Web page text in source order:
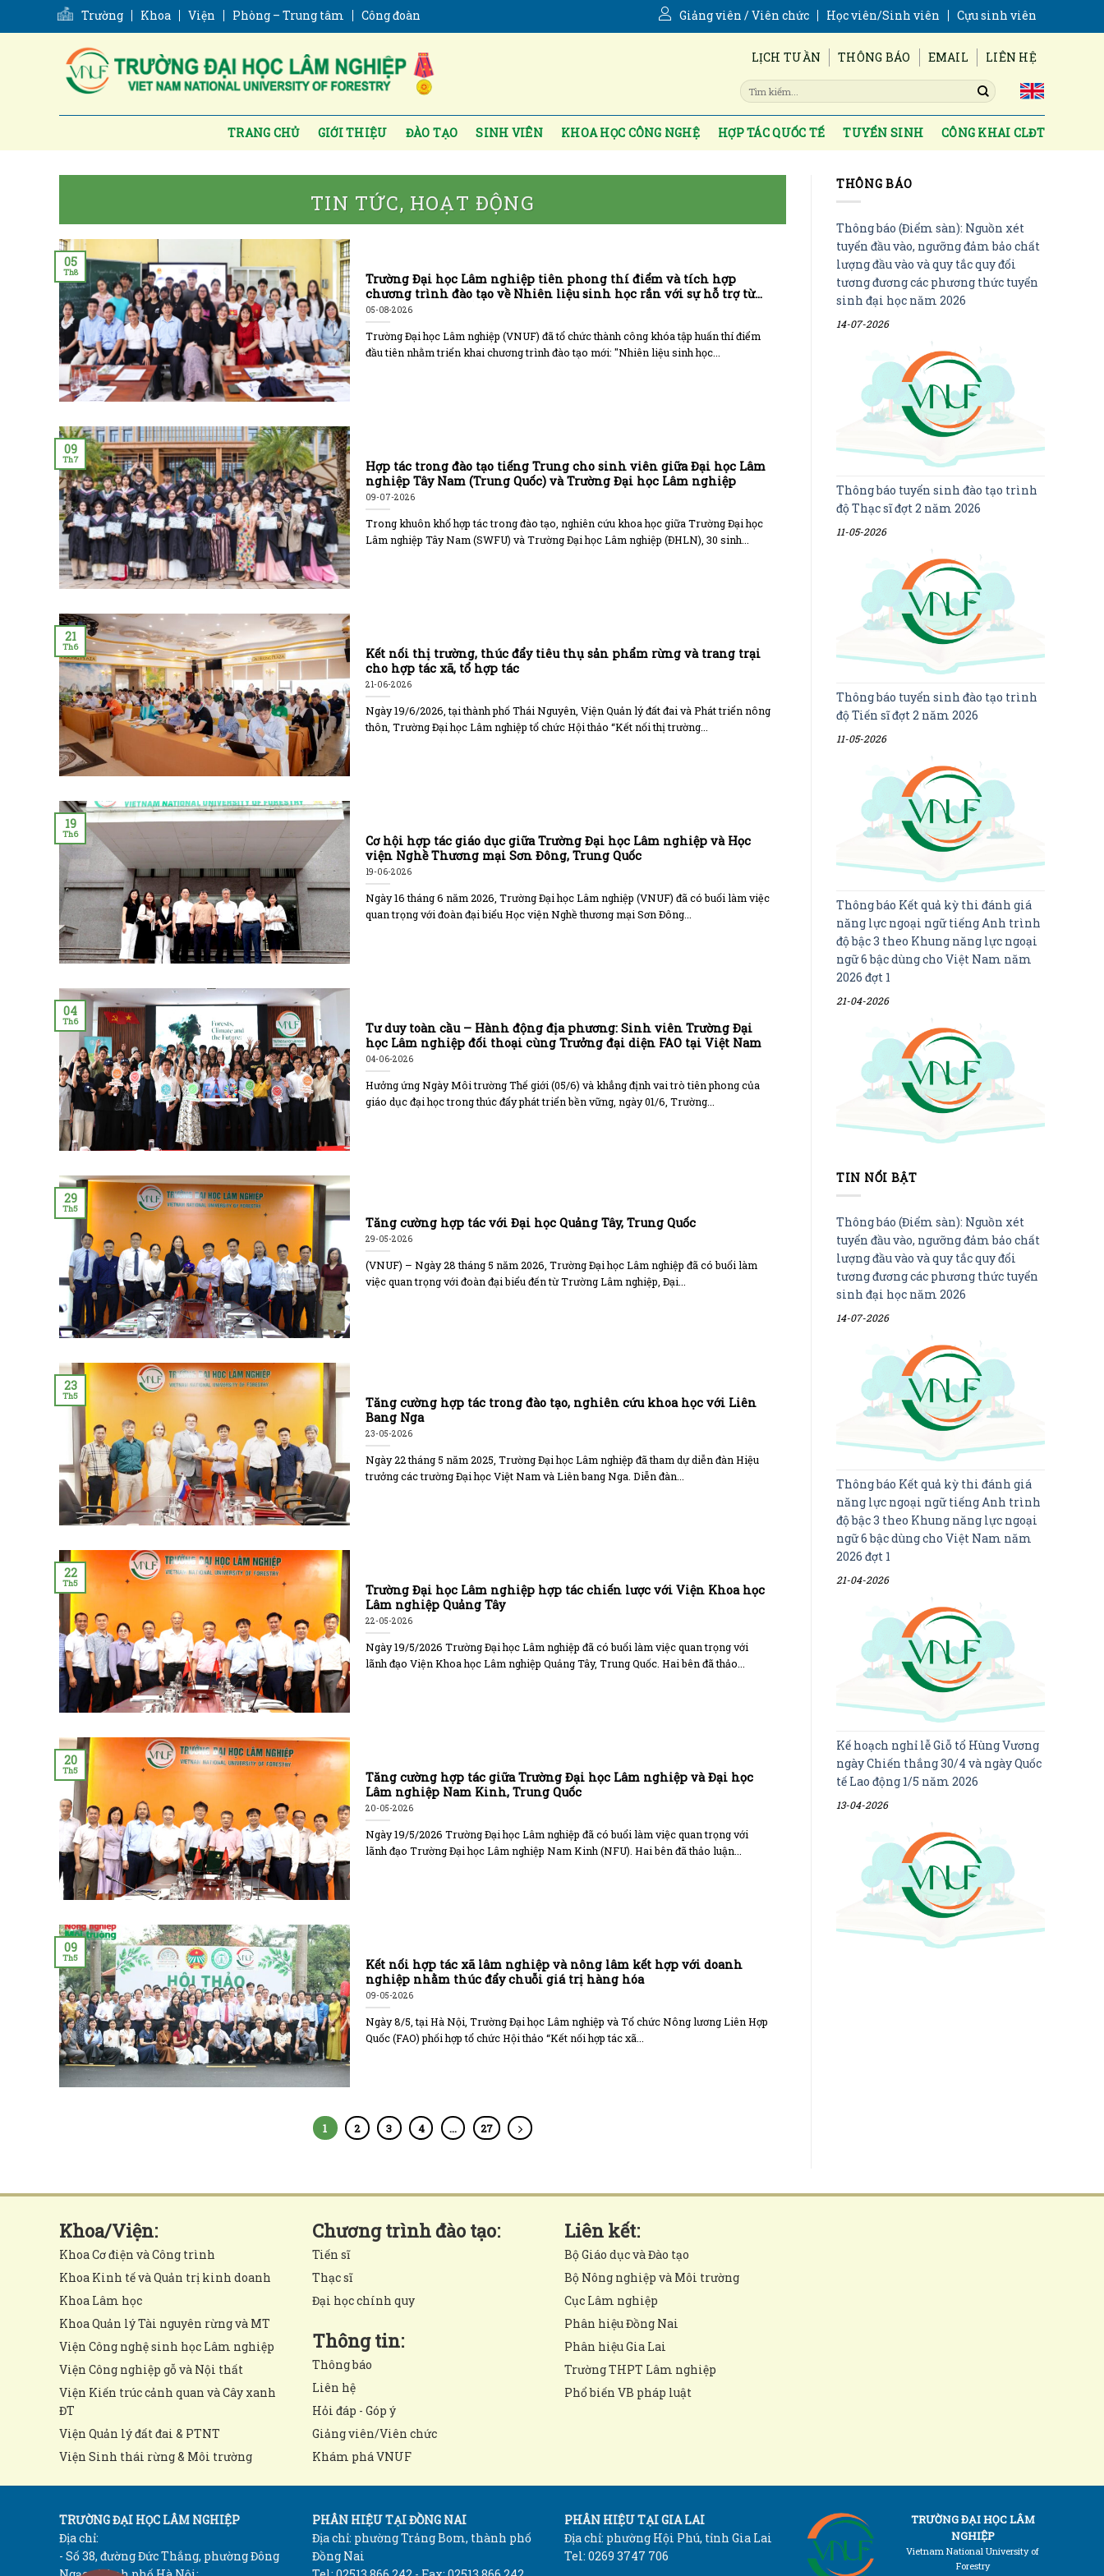
Trường Khoa Viện Phòng – Trung tâm Công đoàn Giảng viên / Viên chức Học viên/Sinh viên Cựu sinh viên
LỊCH TUẦN THÔNG BÁO EMAIL LIÊN HỆ
TRANG CHỦ GIỚI THIỆU ĐÀO TẠO SINH VIÊN KHOA HỌC CÔNG NGHỆ HỢP TÁC QUỐC TẾ TUYỂN SINH CÔNG KHAI CLĐT
TIN TỨC, HOẠT ĐỘNG
Trường Đại học Lâm nghiệp tiên phong thí điểm và tích hợp
chương trình đào tạo về Nhiên liệu sinh học rắn với sự hỗ trợ từ
Liên minh Châu Âu (EU)
05-08-2026
Trường Đại học Lâm nghiệp (VNUF) đã tổ chức thành công khóa tập huấn thí điểm
đầu tiên nhằm triển khai chương trình đào tạo mới: "Nhiên liệu sinh học...
05
Th8
Hợp tác trong đào tạo tiếng Trung cho sinh viên giữa Đại học Lâm
nghiệp Tây Nam (Trung Quốc) và Trường Đại học Lâm nghiệp
09-07-2026
Trong khuôn khổ hợp tác trong đào tạo, nghiên cứu khoa học giữa Trường Đại học
Lâm nghiệp Tây Nam (SWFU) và Trường Đại học Lâm nghiệp (ĐHLN), 30 sinh...
09
Th7
Kết nối thị trường, thúc đẩy tiêu thụ sản phẩm rừng và trang trại
cho hợp tác xã, tổ hợp tác
21-06-2026
Ngày 19/6/2026, tại thành phố Thái Nguyên, Viện Quản lý đất đai và Phát triển nông
thôn, Trường Đại học Lâm nghiệp tổ chức Hội thảo “Kết nối thị trường...
21
Th6
Cơ hội hợp tác giáo dục giữa Trường Đại học Lâm nghiệp và Học
viện Nghề Thương mại Sơn Đông, Trung Quốc
19-06-2026
Ngày 16 tháng 6 năm 2026, Trường Đại học Lâm nghiệp (VNUF) đã có buổi làm việc
quan trọng với đoàn đại biểu Học viện Nghề thương mại Sơn Đông...
19
Th6
Tư duy toàn cầu – Hành động địa phương: Sinh viên Trường Đại
học Lâm nghiệp đối thoại cùng Trưởng đại diện FAO tại Việt Nam
04-06-2026
Hưởng ứng Ngày Môi trường Thế giới (05/6) và khẳng định vai trò tiên phong của
giáo dục đại học trong thúc đẩy phát triển bền vững, ngày 01/6, Trường...
04
Th6
Tăng cường hợp tác với Đại học Quảng Tây, Trung Quốc
29-05-2026
(VNUF) – Ngày 28 tháng 5 năm 2026, Trường Đại học Lâm nghiệp đã có buổi làm
việc quan trọng với đoàn đại biểu đến từ Trường Lâm nghiệp, Đại...
29
Th5
Tăng cường hợp tác trong đào tạo, nghiên cứu khoa học với Liên
Bang Nga
23-05-2026
Ngày 22 tháng 5 năm 2025, Trường Đại học Lâm nghiệp đã tham dự diễn đàn Hiệu
trưởng các trường Đại học Việt Nam và Liên bang Nga. Diễn đàn...
23
Th5
Trường Đại học Lâm nghiệp hợp tác chiến lược với Viện Khoa học
Lâm nghiệp Quảng Tây
22-05-2026
Ngày 19/5/2026 Trường Đại học Lâm nghiệp đã có buổi làm việc quan trọng với
lãnh đạo Viện Khoa học Lâm nghiệp Quảng Tây, Trung Quốc. Hai bên đã thảo...
22
Th5
Tăng cường hợp tác giữa Trường Đại học Lâm nghiệp và Đại học
Lâm nghiệp Nam Kinh, Trung Quốc
20-05-2026
Ngày 19/5/2026 Trường Đại học Lâm nghiệp đã có buổi làm việc quan trọng với
lãnh đạo Trường Đại học Lâm nghiệp Nam Kinh (NFU). Hai bên đã thảo luận...
20
Th5
Kết nối hợp tác xã lâm nghiệp và nông lâm kết hợp với doanh
nghiệp nhằm thúc đẩy chuỗi giá trị hàng hóa
09-05-2026
Ngày 8/5, tại Hà Nội, Trường Đại học Lâm nghiệp và Tổ chức Nông lương Liên Hợp
Quốc (FAO) phối hợp tổ chức Hội thảo “Kết nối hợp tác xã...
09
Th5
1 2 3 4 … 27
THÔNG BÁO
Thông báo (Điểm sàn): Nguồn xét
tuyển đầu vào, ngưỡng đảm bảo chất
lượng đầu vào và quy tắc quy đổi
tương đương các phương thức tuyển
sinh đại học năm 2026
14-07-2026
Thông báo tuyển sinh đào tạo trình
độ Thạc sĩ đợt 2 năm 2026
11-05-2026
Thông báo tuyển sinh đào tạo trình
độ Tiến sĩ đợt 2 năm 2026
11-05-2026
Thông báo Kết quả kỳ thi đánh giá
năng lực ngoại ngữ tiếng Anh trình
độ bậc 3 theo Khung năng lực ngoại
ngữ 6 bậc dùng cho Việt Nam năm
2026 đợt 1
21-04-2026
TIN NỔI BẬT
Thông báo (Điểm sàn): Nguồn xét
tuyển đầu vào, ngưỡng đảm bảo chất
lượng đầu vào và quy tắc quy đổi
tương đương các phương thức tuyển
sinh đại học năm 2026
14-07-2026
Thông báo Kết quả kỳ thi đánh giá
năng lực ngoại ngữ tiếng Anh trình
độ bậc 3 theo Khung năng lực ngoại
ngữ 6 bậc dùng cho Việt Nam năm
2026 đợt 1
21-04-2026
Kế hoạch nghỉ lễ Giỗ tổ Hùng Vương
ngày Chiến thắng 30/4 và ngày Quốc
tế Lao động 1/5 năm 2026
13-04-2026
Khoa/Viện:
Khoa Cơ điện và Công trình
Khoa Kinh tế và Quản trị kinh doanh
Khoa Lâm học
Khoa Quản lý Tài nguyên rừng và MT
Viện Công nghệ sinh học Lâm nghiệp
Viện Công nghiệp gỗ và Nội thất
Viện Kiến trúc cảnh quan và Cây xanh
ĐT
Viện Quản lý đất đai & PTNT
Viện Sinh thái rừng & Môi trường
Chương trình đào tạo:
Tiến sĩ
Thạc sĩ
Đại học chính quy
Thông tin:
Thông báo
Liên hệ
Hỏi đáp - Góp ý
Giảng viên/Viên chức
Khám phá VNUF
Liên kết:
Bộ Giáo dục và Đào tạo
Bộ Nông nghiệp và Môi trường
Cục Lâm nghiệp
Phân hiệu Đồng Nai
Phân hiệu Gia Lai
Trường THPT Lâm nghiệp
Phổ biến VB pháp luật
TRƯỜNG ĐẠI HỌC LÂM NGHIỆP
Địa chỉ:
- Số 38, đường Đức Thắng, phường Đông
PHÂN HIỆU TẠI ĐỒNG NAI
Địa chỉ: phường Trảng Bom, thành phố
Đồng Nai
PHÂN HIỆU TẠI GIA LAI
Địa chỉ: phường Hội Phú, tỉnh Gia Lai
Tel: 0269 3747 706
TRƯỜNG ĐẠI HỌC LÂM
NGHIỆP
Vietnam National University of
Forestry